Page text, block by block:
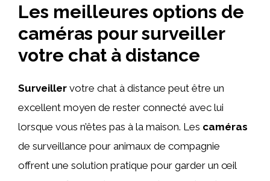
Les meilleures options de
caméras pour surveiller
votre chat à distance
Surveiller votre chat à distance peut être un
excellent moyen de rester connecté avec lui
lorsque vous n’êtes pas à la maison. Les caméras
de surveillance pour animaux de compagnie
offrent une solution pratique pour garder un œil